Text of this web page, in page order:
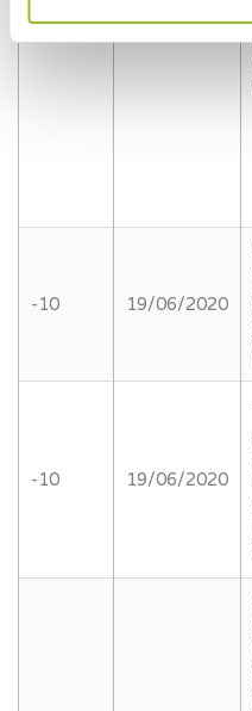
-10 19/06/2020
-10 19/06/2020